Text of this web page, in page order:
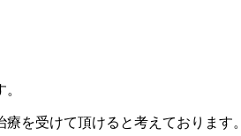
を受けて頂けると考えております。